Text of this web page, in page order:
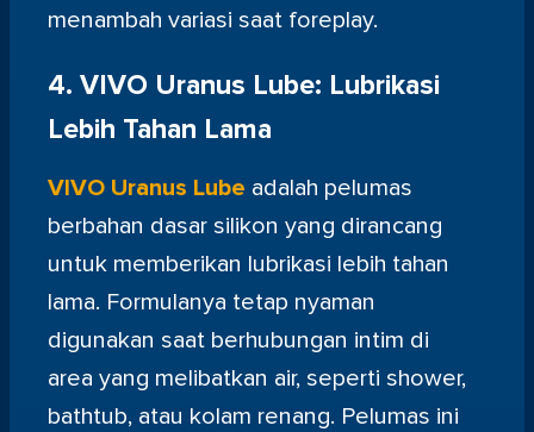
menambah variasi saat foreplay.
4. VIVO Uranus Lube: Lubrikasi
Lebih Tahan Lama
VIVO Uranus Lube adalah pelumas
berbahan dasar silikon yang dirancang
untuk memberikan lubrikasi lebih tahan
lama. Formulanya tetap nyaman
digunakan saat berhubungan intim di
area yang melibatkan air, seperti shower,
bathtub, atau kolam renang. Pelumas ini